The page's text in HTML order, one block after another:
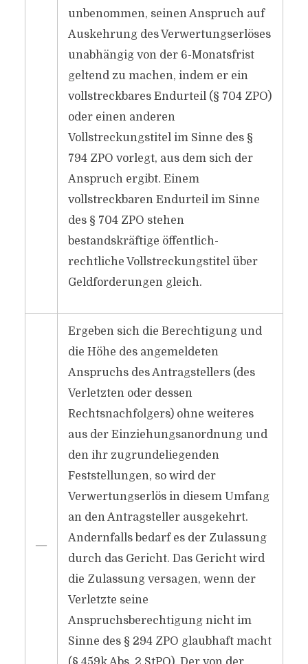
unbenommen, seinen Anspruch auf
Auskehrung des Verwertungserlöses
unabhängig von der 6-Monatsfrist
geltend zu machen, indem er ein
vollstreckbares Endurteil (§ 704 ZPO)
oder einen anderen
Vollstreckungstitel im Sinne des §
794 ZPO vorlegt, aus dem sich der
Anspruch ergibt. Einem
vollstreckbaren Endurteil im Sinne
des § 704 ZPO stehen
bestandskräftige öffentlich-
rechtliche Vollstreckungstitel über
Geldforderungen gleich.
―
Ergeben sich die Berechtigung und
die Höhe des angemeldeten
Anspruchs des Antragstellers (des
Verletzten oder dessen
Rechtsnachfolgers) ohne weiteres
aus der Einziehungsanordnung und
den ihr zugrundeliegenden
Feststellungen, so wird der
Verwertungserlös in diesem Umfang
an den Antragsteller ausgekehrt.
Andernfalls bedarf es der Zulassung
durch das Gericht. Das Gericht wird
die Zulassung versagen, wenn der
Verletzte seine
Anspruchsberechtigung nicht im
Sinne des § 294 ZPO glaubhaft macht